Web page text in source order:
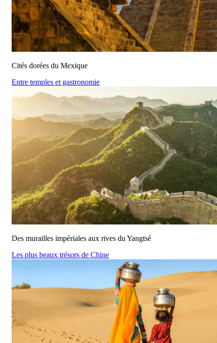
Cités dorées du Mexique
Entre temples et gastronomie
Des murailles impériales aux rives du Yangtsé
Les plus beaux trésors de Chine